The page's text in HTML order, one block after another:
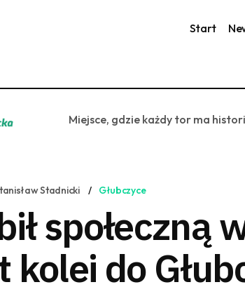
Start
Miejsce, gdzie każdy tor ma
Stadnicki Głubczyce
społeczną
kolei do